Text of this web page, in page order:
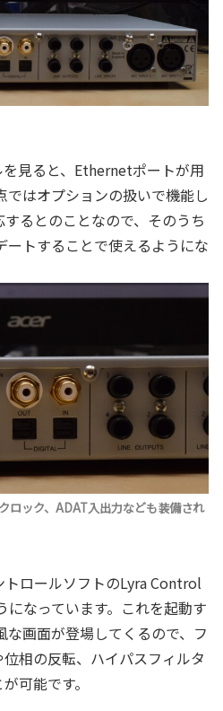
見ると、Ethernetポートが用
ではオプションの扱いで機能し
るとのことなので、そのうち
ートすることで使えるようにな
ロック、ADAT入出力なども装備され
トロールソフトのLyra Control
になっています。これを起動す
な画面が登場してくるので、フ
相の反転、ハイパスフィルタ
可能です。